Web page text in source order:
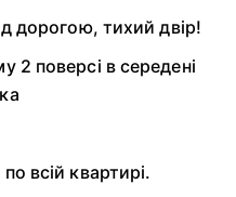
дорогою, тихий двір!
2 поверсі в середені
всій квартирі.